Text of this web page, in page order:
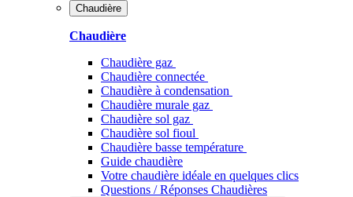
Chaudière
Chaudière
Chaudière gaz
Chaudière connectée
Chaudière à condensation
Chaudière murale gaz
Chaudière sol gaz
Chaudière sol fioul
Chaudière basse température
Guide chaudière
Votre chaudière idéale en quelques clics
Questions / Réponses Chaudières